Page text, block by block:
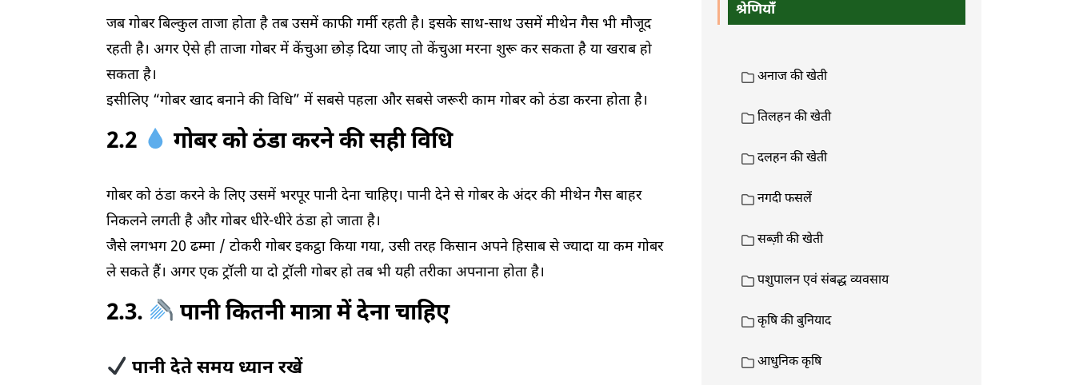
जब गोबर बिल्कुल ताजा होता है तब उसमें काफी गर्मी रहती है। इसके साथ-साथ उसमें मीथेन गैस भी मौजूद
रहती है। अगर ऐसे ही ताजा गोबर में केंचुआ छोड़ दिया जाए तो केंचुआ मरना शुरू कर सकता है या खराब हो
सकता है।
इसीलिए “गोबर खाद बनाने की विधि” में सबसे पहला और सबसे जरूरी काम गोबर को ठंडा करना होता है।
2.2 गोबर को ठंडा करने की सही विधि
गोबर को ठंडा करने के लिए उसमें भरपूर पानी देना चाहिए। पानी देने से गोबर के अंदर की मीथेन गैस बाहर
निकलने लगती है और गोबर धीरे-धीरे ठंडा हो जाता है।
जैसे लगभग 20 ढम्मा / टोकरी गोबर इकट्ठा किया गया, उसी तरह किसान अपने हिसाब से ज्यादा या कम गोबर
ले सकते हैं। अगर एक ट्रॉली या दो ट्रॉली गोबर हो तब भी यही तरीका अपनाना होता है।
2.3. पानी कितनी मात्रा में देना चाहिए
पानी देते समय ध्यान रखें
श्रेणियाँ
अनाज की खेती
तिलहन की खेती
दलहन की खेती
नगदी फसलें
सब्ज़ी की खेती
पशुपालन एवं संबद्ध व्यवसाय
कृषि की बुनियाद
आधुनिक कृषि